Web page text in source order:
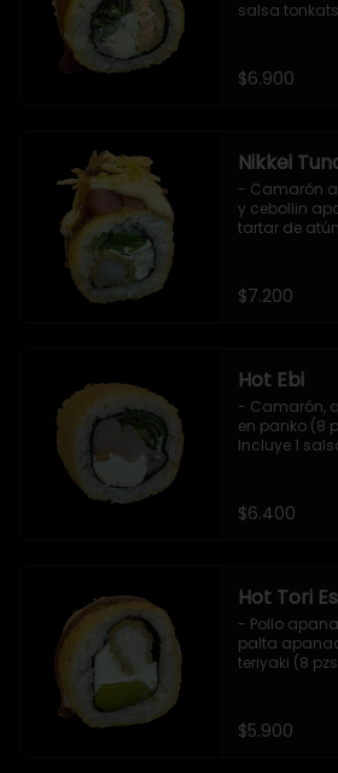
salsa
$6.900
Nikkei
- Camarón
y cebollin
tartar de
$7.200
Hot Ebi
- Camarón,
en panko (8
Incluye 1
$6.400
Hot Tori
- Pollo
palta
teriyaki (8
$5.900